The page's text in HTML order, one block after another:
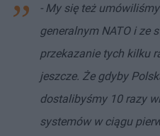
- My się też
generalnym NATO i ze
przekazanie tych kilku
jeszcze. Że gdyby
dostalibyśmy 10 razy
systemów w ciągu